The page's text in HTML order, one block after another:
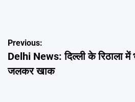
Post
navigation
Previous:
Delhi News: दिल्ली के रिठाला
जलकर खाक